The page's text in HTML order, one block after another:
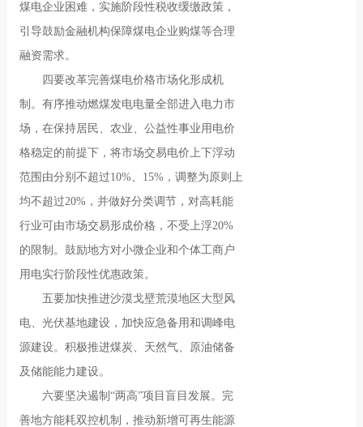
煤电企业困难，实施阶段性税收缓缴政策，
引导鼓励金融机构保障煤电企业购煤等合理
融资需求。
四要改革完善煤电价格市场化形成机
制。有序推动燃煤发电电量全部进入电力市
场，在保持居民、农业、公益性事业用电价
格稳定的前提下，将市场交易电价上下浮动
范围由分别不超过10%、15%，调整为原则上
均不超过20%，并做好分类调节，对高耗能
行业可由市场交易形成价格，不受上浮20%
的限制。鼓励地方对小微企业和个体工商户
用电实行阶段性优惠政策。
五要加快推进沙漠戈壁荒漠地区大型风
电、光伏基地建设，加快应急备用和调峰电
源建设。积极推进煤炭、天然气、原油储备
及储能能力建设。
六要坚决遏制“两高”项目盲目发展。完
善地方能耗双控机制，推动新增可再生能源